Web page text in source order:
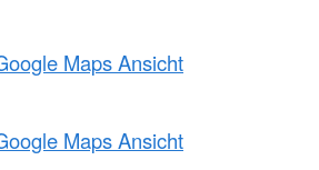
Maps Ansicht
Maps Ansicht